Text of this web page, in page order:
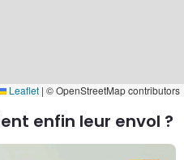
Leaflet | © OpenStreetMap contributors
enfin leur envol ?